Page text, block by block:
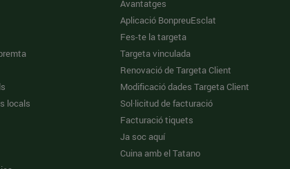
locals
Avantatges
Aplicació BonpreuEsclat
Fes-te la targeta
Targeta vinculada
Renovació de Targeta Client
Modificació dades Targeta Client
Sol·licitud de facturació
Facturació tiquets
Ja soc aquí
Cuina amb el Tatano